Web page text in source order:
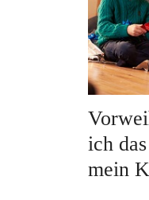
ich
mein